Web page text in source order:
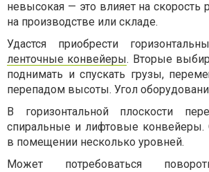
невысокая — это влияет на скорость
на производстве или складе.
Удастся приобрести
ленточные конвейеры. Вторые
поднимать и спускать грузы,
перепадом высоты. Угол
В горизонтальной плоскости
спиральные и лифтовые конвейеры.
в помещении несколько уровней.
Может потребоваться